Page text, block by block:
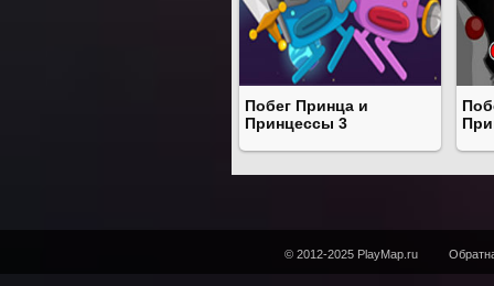
Побег Принца и
Принцессы 3
© 2012-2025 PlayMap.ru